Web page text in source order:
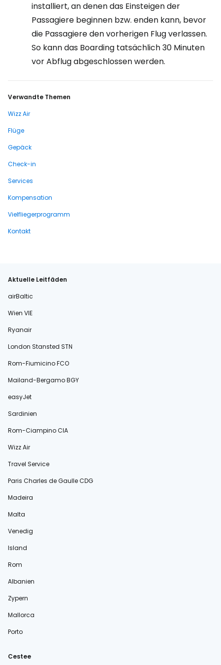
installiert, an denen das Einsteigen der
Passagiere beginnen bzw. enden kann, bevor
die Passagiere den vorherigen Flug verlassen.
So kann das Boarding tatsächlich 30 Minuten
vor Abflug abgeschlossen werden.
Verwandte Themen
Wizz Air
Flüge
Gepäck
Check-in
Services
Kompensation
Vielfliegerprogramm
Kontakt
Aktuelle Leitfäden
airBaltic
Wien VIE
Ryanair
London Stansted STN
Rom-Fiumicino FCO
Mailand-Bergamo BGY
easyJet
Sardinien
Rom-Ciampino CIA
Wizz Air
Travel Service
Paris Charles de Gaulle CDG
Madeira
Malta
Venedig
Island
Rom
Albanien
Zypern
Mallorca
Porto
Cestee